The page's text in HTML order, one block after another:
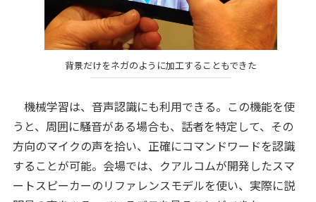
背景だけをネガのように加工することもできた
機械学習は、音声認識にも利用できる。この機能を使
うと、周囲に騒音がある場合も、話者を特定して、その
方向のマイクの声を拾い、正確にコマンドワードを認識
することが可能。会場では、クアルコムが開発したスマ
ートスピーカーのリファレンスモデルを使い、実際に説